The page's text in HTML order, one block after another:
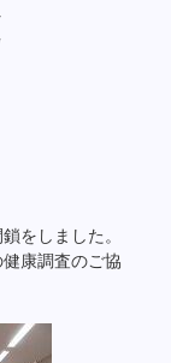
をしました。
康調査のご協